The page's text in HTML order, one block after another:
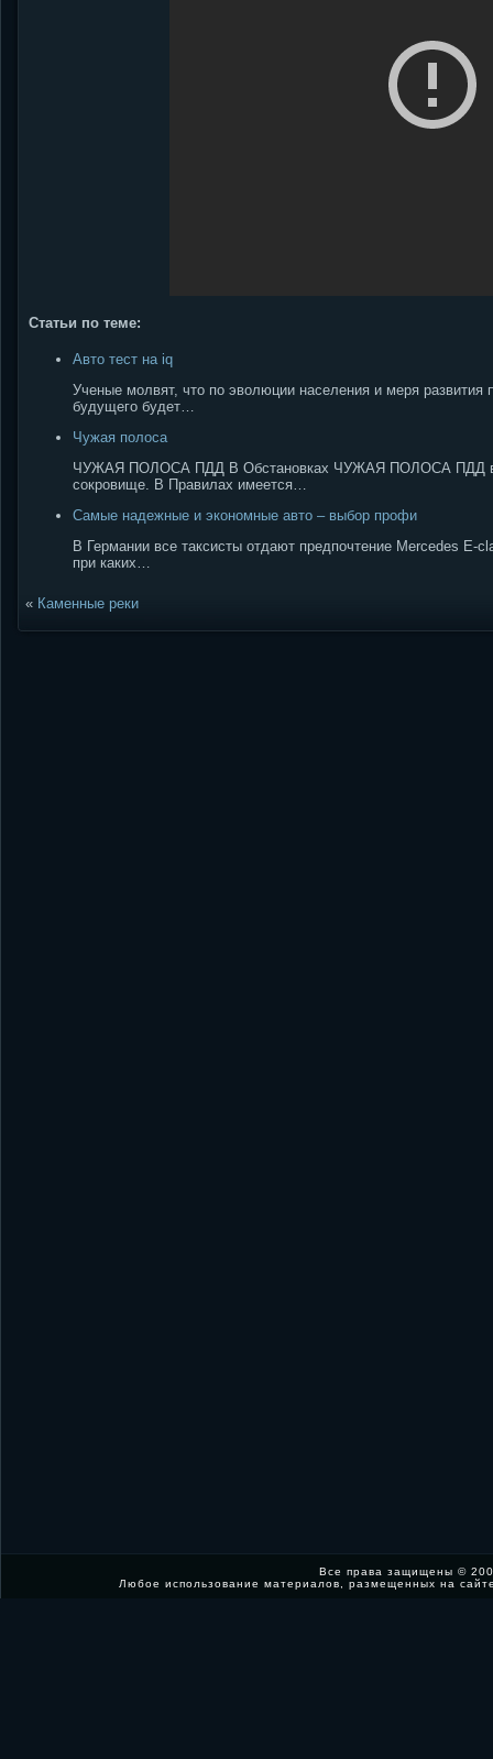
Статьи по теме:
Авто тест на iq
Ученые молвят, что по эволюции населения и меря
будущего будет…
Чужая полоса
ЧУЖАЯ ПОЛОСА ПДД В Обстановках ЧУЖАЯ ПОЛОСА ПДД в
сокровище. В Правилах имеется…
Самые надежные и экономные авто – выбор профи
В Германии все таксисты отдают предпочтение Mercedes
при каких…
« Каменные реки
Все права защищены ©
Любое использование материалов, размещенных на